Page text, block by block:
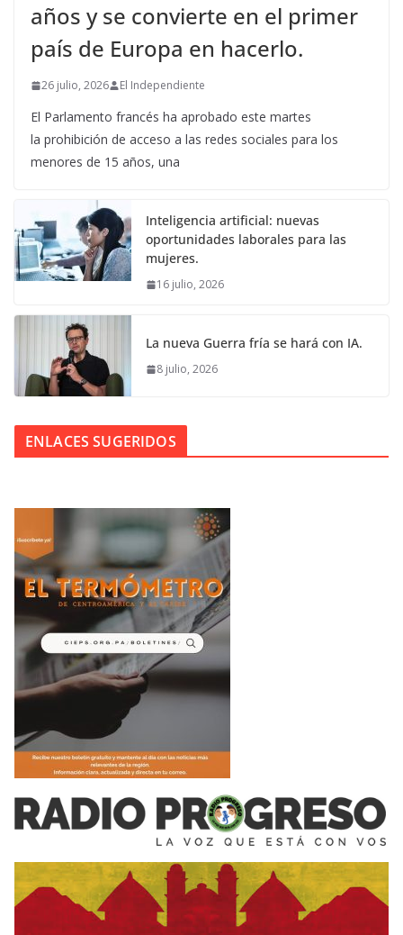
años y se convierte en el primer
país de Europa en hacerlo.
26 julio, 2026 El Independiente
El Parlamento francés ha aprobado este martes
la prohibición de acceso a las redes sociales para los
menores de 15 años, una
Inteligencia artificial: nuevas
oportunidades laborales para las
mujeres.
16 julio, 2026
La nueva Guerra fría se hará con IA.
8 julio, 2026
ENLACES SUGERIDOS